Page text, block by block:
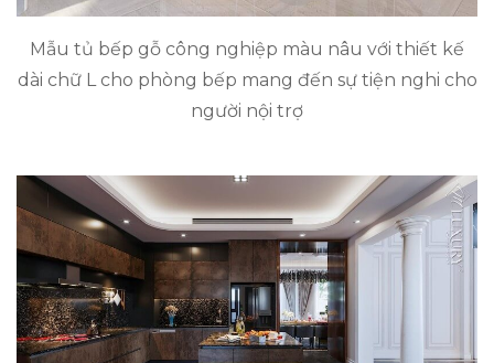
Mẫu tủ bếp gỗ công nghiệp màu nâu với thiết kế
dài chữ L cho phòng bếp mang đến sự tiện nghi cho
người nội trợ